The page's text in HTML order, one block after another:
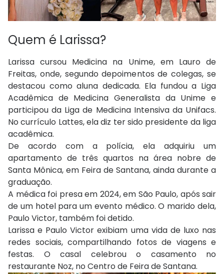
Quem é Larissa?
Larissa cursou Medicina na Unime, em Lauro de
Freitas, onde, segundo depoimentos de colegas, se
destacou como aluna dedicada. Ela fundou a Liga
Acadêmica de Medicina Generalista da Unime e
participou da Liga de Medicina Intensiva da Unifacs.
No currículo Lattes, ela diz ter sido presidente da liga
acadêmica.
De acordo com a polícia, ela adquiriu um
apartamento de três quartos na área nobre de
Santa Mônica, em Feira de Santana, ainda durante a
graduação.
A médica foi presa em 2024, em São Paulo, após sair
de um hotel para um evento médico. O marido dela,
Paulo Victor, também foi detido.
Larissa e Paulo Victor exibiam uma vida de luxo nas
redes sociais, compartilhando fotos de viagens e
festas. O casal celebrou o casamento no
restaurante Noz, no Centro de Feira de Santana.